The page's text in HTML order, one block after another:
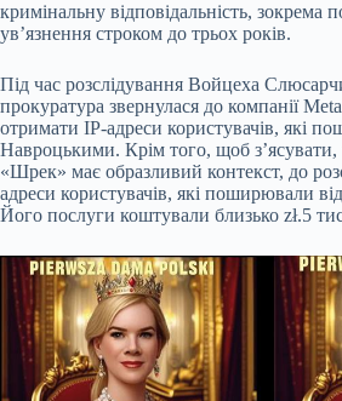
кримінальну відповідальність, зокрема
ув’язнення строком до трьох років.
Під час розслідування Войцеха
прокуратура звернулася до компанії
отримати IP-адреси користувачів, які
Навроцькими. Крім того, щоб зʼясувати,
«Шрек» має образливий контекст, до
адреси користувачів, які поширювали
Його послуги коштували близько zł.5